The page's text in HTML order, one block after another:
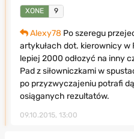
XONE 9
Alexy78 Po szeregu
artykułach dot. kierownicy w
lepiej 2000 odłozyć na inny
Pad z siłowniczkami w
po przyzwyczajeniu potrafi
osiąganych rezultatów.
09.10.2015, 13:00